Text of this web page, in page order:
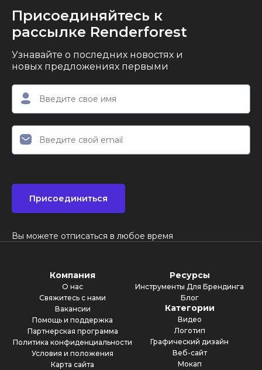
Присоединяйтесь к
рассылке Renderforest
Узнавайте о последних новостях и
новых предложениях первыми
Присоединиться
Вы можете отписаться в любое время
Компания
О нас
Свяжитесь с нами
Вакансии
Помощь и поддержка
Партнерская программа
Политика конфиденциальности
Условия и положения
Карта сайта
Ресурсы
Инструменты Для Брендинга
Блог
Категории
Видео
Логотип
Графический дизайн
Веб-сайт
Мокап